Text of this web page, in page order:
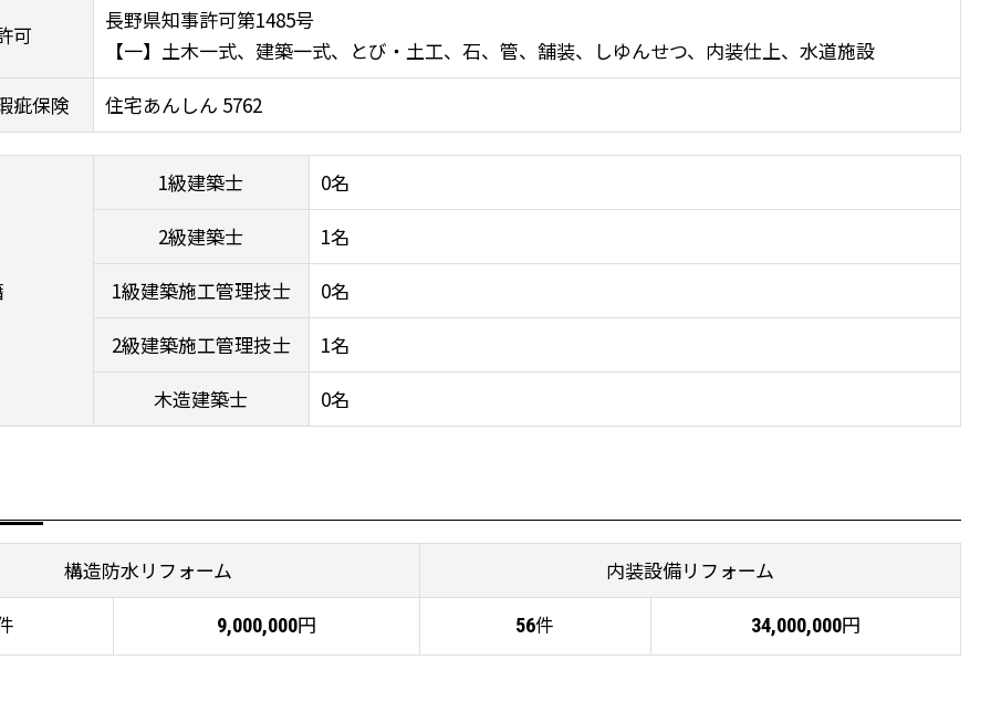
可
長野県知事許可第1485号
【一】土木一式、建築一式、とび・土工、石、管、舗装、しゆんせつ、内装仕上、水道施設
疵保険
住宅あんしん 5762
1級建築士
0名
2級建築士
1名
1級建築施工管理技士
0名
2級建築施工管理技士
1名
木造建築士
0名
構造防水リフォーム
内装設備リフォーム
9,000,000円 56件 34,000,000円